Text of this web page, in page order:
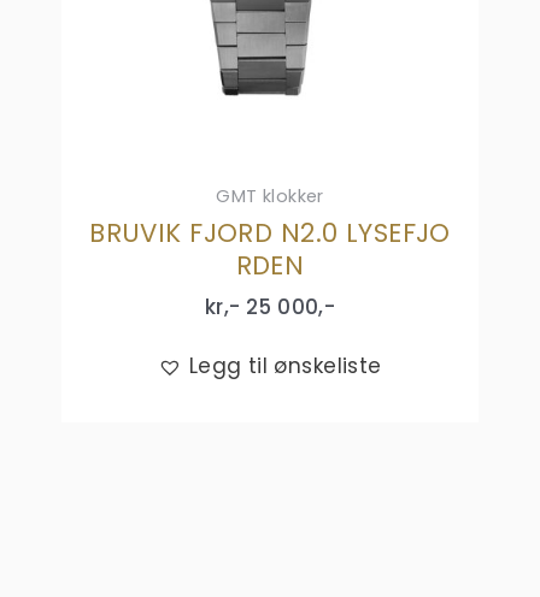
GMT klokker
BRUVIK FJORD N2.0 LYSEFJO
RDEN
kr,- 25 000,-
Legg til ønskeliste